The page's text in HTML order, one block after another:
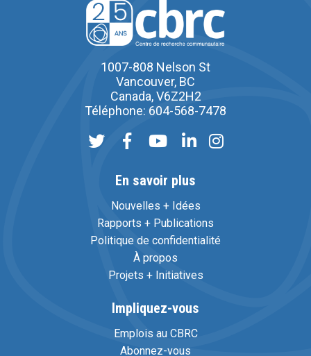
1007-808 Nelson St
Vancouver, BC
Canada, V6Z2H2
Téléphone: 604-568-7478
En savoir plus
Nouvelles + Idées
Rapports + Publications
Politique de confidentialité
À propos
Projets + Initiatives
Impliquez-vous
Emplois au CBRC
Abonnez-vous